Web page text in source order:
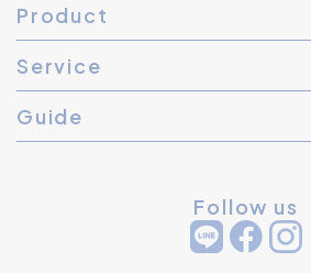
Product
Service
Guide
Follow us